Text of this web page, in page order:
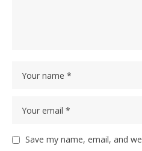
Save my name, email, and